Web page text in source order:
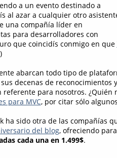
a un evento destinado a
al azar a cualquier otro
una compañía líder en
para desarrolladores con
que coincidís conmigo en que
abarcan todo tipo de
decenas de reconocimientos
para nosotros. ¿Quién
para MVC, por citar sólo
ha sido otra de las compañías
del blog, ofreciendo
cada una en 1.499$.